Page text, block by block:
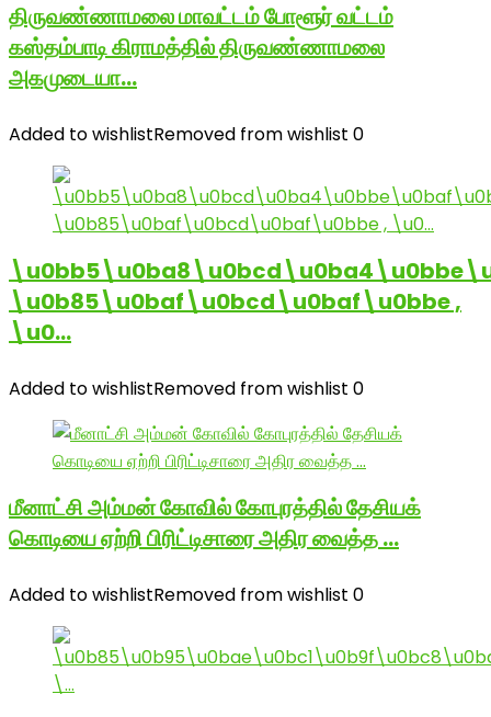
திருவண்ணாமலை மாவட்டம் போளூர் வட்டம்
கஸ்தம்பாடி கிராமத்தில் திருவண்ணாமலை
அகமுடையா…
Added to wishlistRemoved from wishlist 0
\u0b85\u0baf\u0bcd\u0baf\u0bbe ,
\u0…
Added to wishlistRemoved from wishlist 0
மீனாட்சி அம்மன் கோவில் கோபுரத்தில் தேசியக்
கொடியை ஏற்றி பிரிட்டிசாரை அதிர வைத்த …
Added to wishlistRemoved from wishlist 0